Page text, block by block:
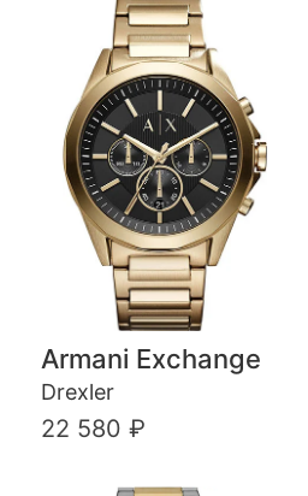
Armani Exchange
Drexler
22 580 ₽